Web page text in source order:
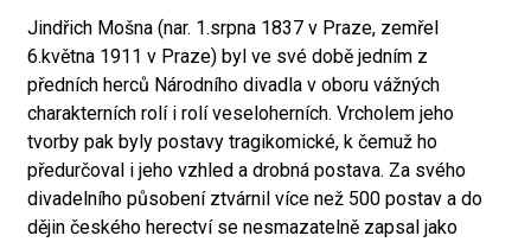
Jindřich Mošna (nar. 1.srpna 1837 v Praze, zemřel
6.května 1911 v Praze) byl ve své době jedním z
předních herců Národního divadla v oboru vážných
charakterních rolí i rolí veseloherních. Vrcholem jeho
tvorby pak byly postavy tragikomické, k čemuž ho
předurčoval i jeho vzhled a drobná postava. Za svého
divadelního působení ztvárnil více než 500 postav a do
dějin českého herectví se nesmazatelně zapsal jako